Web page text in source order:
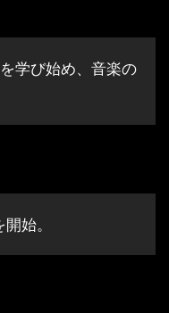
学び始め、音楽の
始。